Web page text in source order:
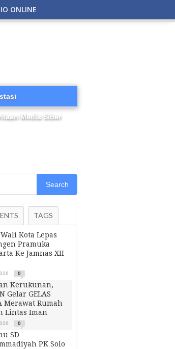
ONLINE
Media Siber
Search
TAGS
Kota Lepas
Pramuka
Ke Jamnas XII
0
Kerukunan,
Gelar GELAS
Merawat Rumah
Lintas Iman
0
SD
PK Solo